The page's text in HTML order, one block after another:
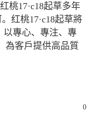
桃17·c18起草多年
红桃17·c18起草將
以專心、專注、專
為客戶提供高品質
0